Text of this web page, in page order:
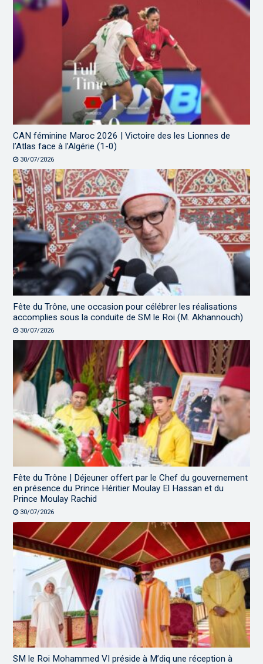
CAN féminine Maroc 2026 | Victoire des les Lionnes de
l’Atlas face à l’Algérie (1-0)
30/07/2026
Fête du Trône, une occasion pour célébrer les réalisations
accomplies sous la conduite de SM le Roi (M. Akhannouch)
30/07/2026
Fête du Trône | Déjeuner offert par le Chef du gouvernement
en présence du Prince Héritier Moulay El Hassan et du
Prince Moulay Rachid
30/07/2026
SM le Roi Mohammed VI préside à M’diq une réception à